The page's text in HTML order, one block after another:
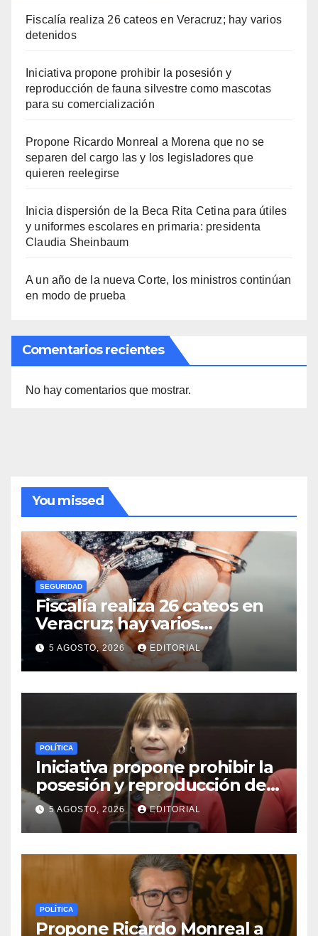
Fiscalía realiza 26 cateos en Veracruz; hay varios
detenidos
Iniciativa propone prohibir la posesión y
reproducción de fauna silvestre como mascotas
para su comercialización
Propone Ricardo Monreal a Morena que no se
separen del cargo las y los legisladores que
quieren reelegirse
Inicia dispersión de la Beca Rita Cetina para útiles
y uniformes escolares en primaria: presidenta
Claudia Sheinbaum
A un año de la nueva Corte, los ministros continúan
en modo de prueba
Comentarios recientes
No hay comentarios que mostrar.
You missed
SEGURIDAD
Fiscalía realiza 26 cateos en
Veracruz; hay varios
detenidos
5 AGOSTO, 2026 EDITORIAL
POLÍTICA
Iniciativa propone prohibir la
posesión y reproducción de
fauna silvestre como
mascotas para su
comercialización
5 AGOSTO, 2026 EDITORIAL
POLÍTICA
Propone Ricardo Monreal a